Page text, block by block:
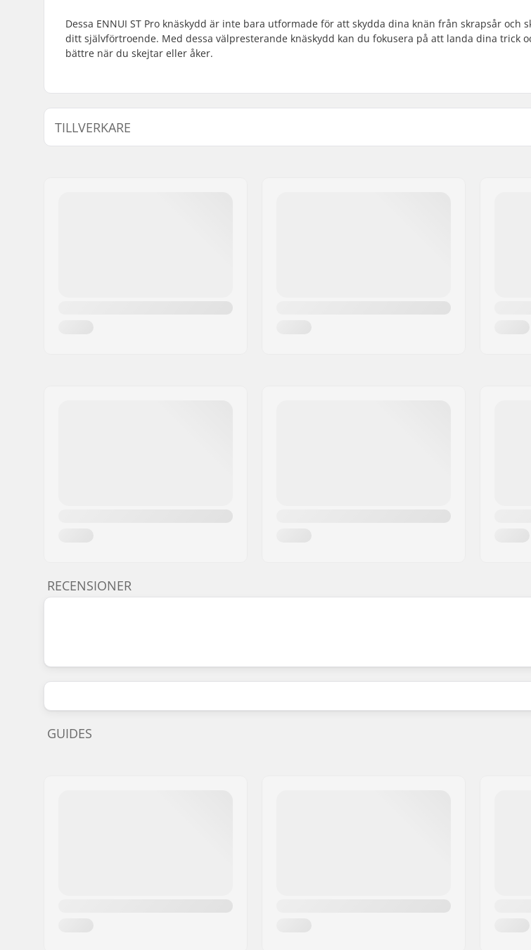
Dessa ENNUI ST Pro knäskydd är inte bara utformade för att skydda dina knän från skrapsår och
ditt självförtroende. Med dessa välpresterande knäskydd kan du fokusera på att landa dina trick
bättre när du skejtar eller åker.
TILLVERKARE
RECENSIONER
GUIDES